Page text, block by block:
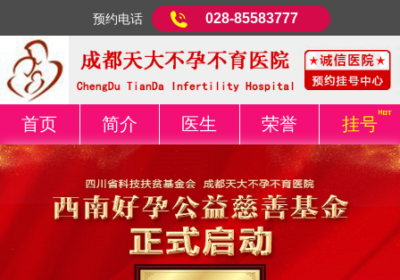
预约电话 028-85583777
首页 简介 医生 荣誉 挂号